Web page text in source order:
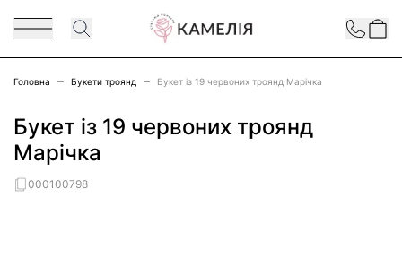
Contact
Головна Букети троянд Букет із 19 червоних троянд Марічка
Букет із 19 червоних троянд
Марічка
000100798